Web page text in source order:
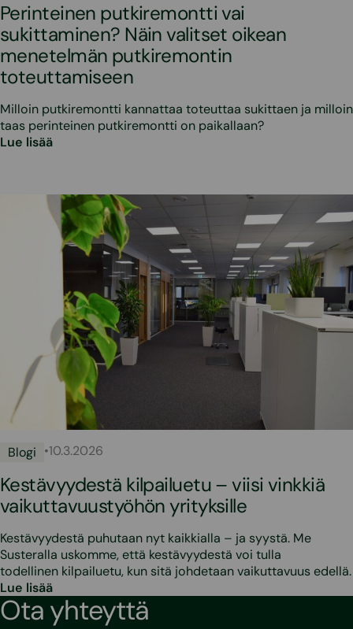
Perinteinen putkiremontti vai
sukittaminen? Näin valitset oikean
menetelmän putkiremontin
toteuttamiseen
Milloin putkiremontti kannattaa toteuttaa sukittaen ja milloin
taas perinteinen putkiremontti on paikallaan?
Lue lisää
Blogi •10.3.2026
Kestävyydestä kilpailuetu – viisi vinkkiä
vaikuttavuustyöhön yrityksille
Kestävyydestä puhutaan nyt kaikkialla – ja syystä. Me
Susteralla uskomme, että kestävyydestä voi tulla
todellinen kilpailuetu, kun sitä johdetaan vaikuttavuus edellä.
Lue lisää
Ota yhteyttä